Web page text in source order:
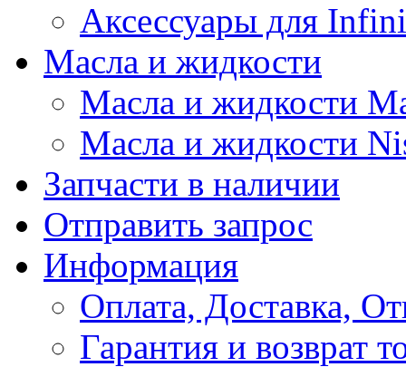
Аксессуары для
Масла и жидкости
Масла и жидкости
Масла и жидкости
Запчасти в наличии
Отправить запрос
Информация
Оплата, Доставка,
Гарантия и возврат